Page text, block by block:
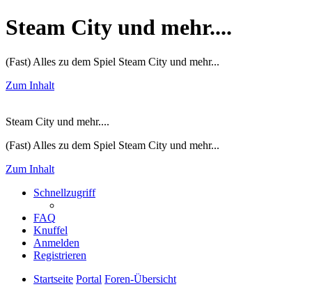
Steam City und mehr....
(Fast) Alles zu dem Spiel Steam City und mehr...
Zum Inhalt
Steam City und mehr....
(Fast) Alles zu dem Spiel Steam City und mehr...
Zum Inhalt
Schnellzugriff
FAQ
Knuffel
Anmelden
Registrieren
Startseite Portal Foren-Übersicht